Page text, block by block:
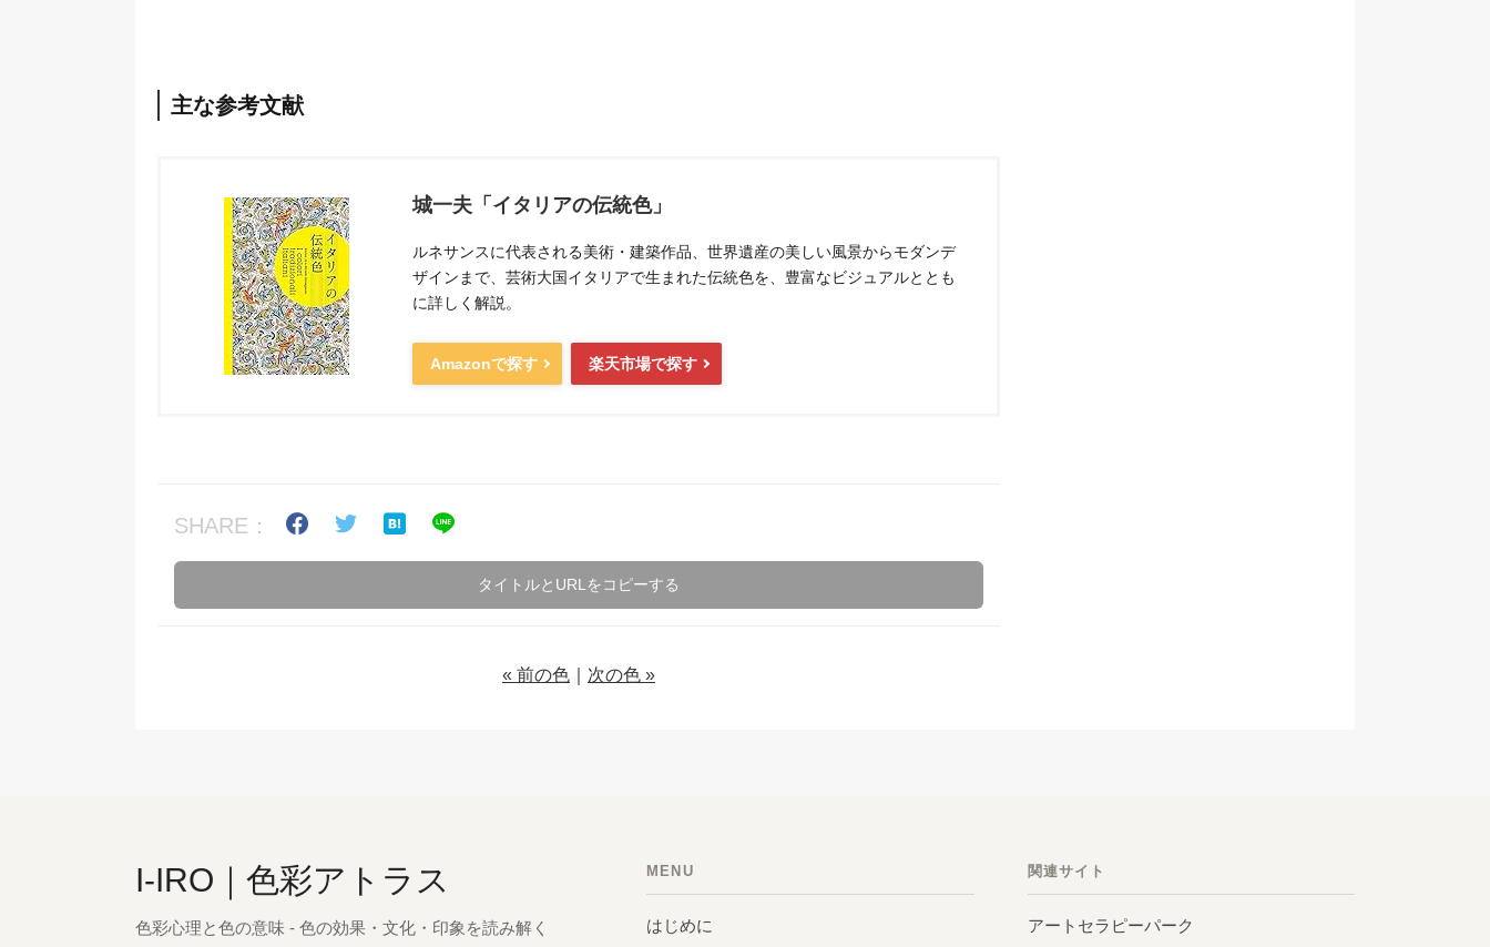
主な参考文献
城一夫「イタリアの伝統色」
ルネサンスに代表される美術・建築作品、世界遺産の美しい風景からモダンデ
ザインまで、芸術大国イタリアで生まれた伝統色を、豊富なビジュアルととも
に詳しく解説。
Amazonで探す 楽天市場で探す
SHARE：
タイトルとURLをコピーする
« 前の色 次の色 »
I-IRO｜色彩アトラス
色彩心理と色の意味 - 色の効果・文化・印象を読み解く
MENU
はじめに
関連サイト
アートセラピーパーク